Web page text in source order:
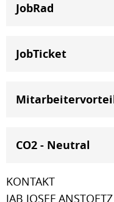
JobRad
JobTicket
CO2 - Neutral
KONTAKT
JAB JOSEF